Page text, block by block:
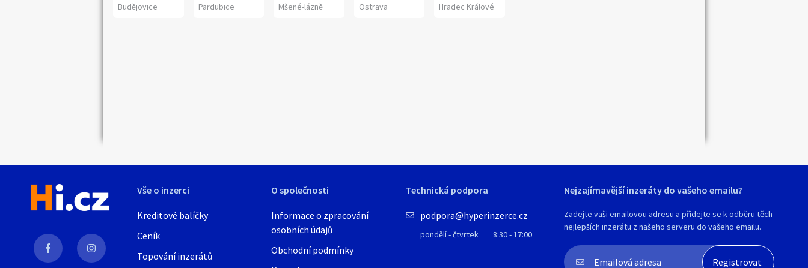
Budějovice
Pardubice Mšené-lázně Ostrava Hradec Králové
Vše o inzerci
Kreditové balíčky
Ceník
Topování inzerátů
O společnosti
Informace o zpracování
osobních údajů
Obchodní podmínky
Technická podpora
podpora@hyperinzerce.cz
pondělí - čtvrtek 8:30 - 17:00
Nejzajímavější inzeráty do vašeho emailu?
Zadejte vaši emailovou adresu a přidejte se k odběru těch
nejlepších inzerátu z našeho serveru do vašeho emailu.